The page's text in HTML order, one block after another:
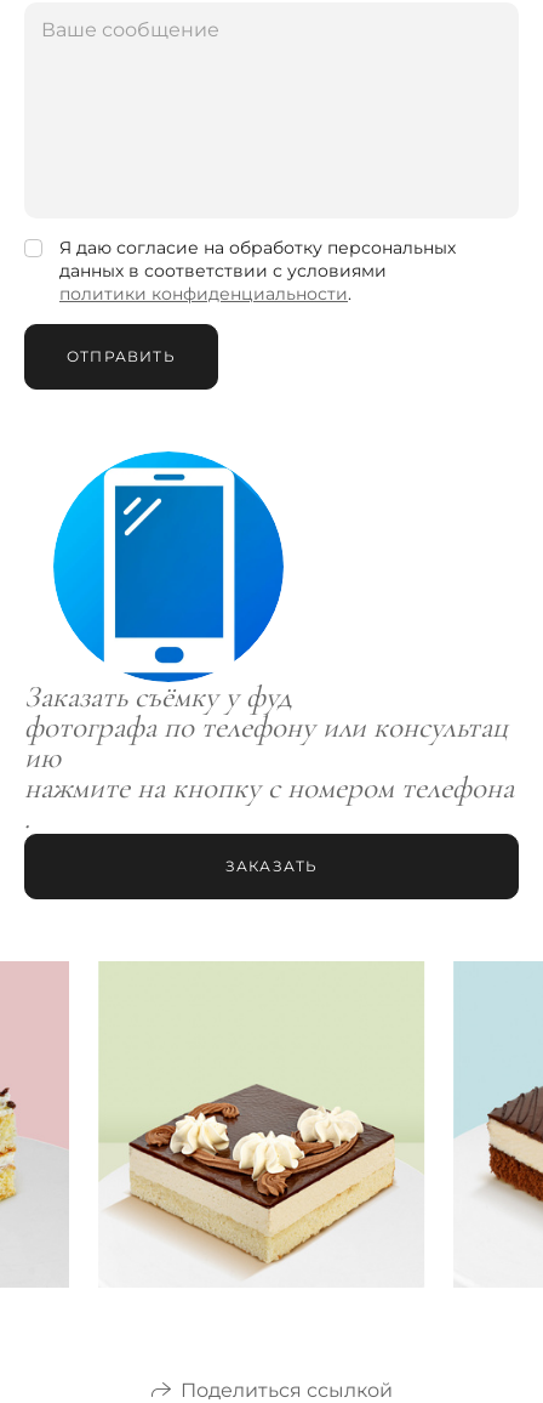
Я даю согласие на обработку персональных
данных в соответствии с условиями
политики конфиденциальности.
ОТПРАВИТЬ
Заказать съёмку у фуд
фотографа по телефону или консультац
ию
нажмите на кнопку с номером телефона
.
ЗАКАЗАТЬ
Поделиться ссылкой